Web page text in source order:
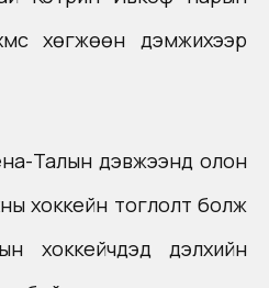
хөгжөөн дэмжихээр
Талын дэвжээнд олон
хоккейн тоглолт болж
хоккейчдэд дэлхийн